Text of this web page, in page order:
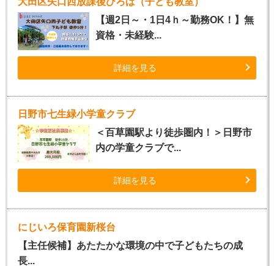
【週2日～・1日4ｈ～勤務OK！】無
資格・未経験...
詳細を見る
日野市七生緑小学童クラブ
＜百草園駅より徒歩圏内！＞日野市
内の学童クラブで...
詳細を見る
にじいろ保育園新桜台
【主任候補】あたたかな環境の中で子どもたちの成
長...